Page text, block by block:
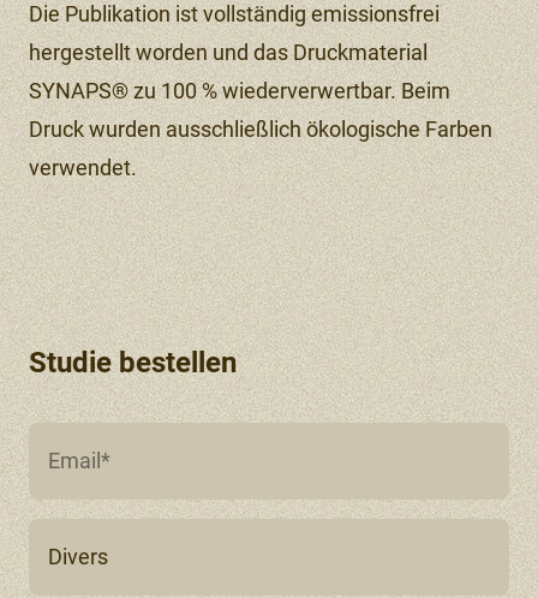
Die Publikation ist vollständig emissionsfrei
hergestellt worden und das Druckmaterial
SYNAPS® zu 100 % wiederverwertbar. Beim
Druck wurden ausschließlich ökologische Farben
verwendet.
Studie bestellen